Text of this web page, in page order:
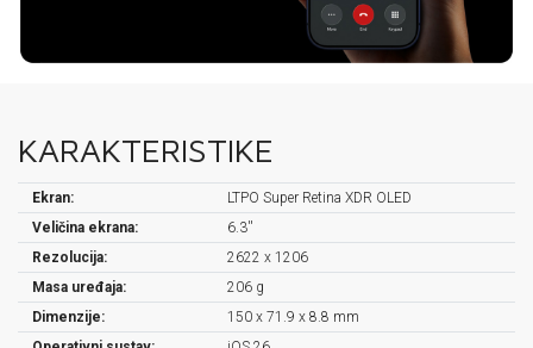
KARAKTERISTIKE
Ekran:
LTPO Super Retina XDR OLED
Veličina ekrana:
6.3''
Rezolucija:
2622 x 1206
Masa uređaja:
206 g
Dimenzije:
150 x 71.9 x 8.8 mm